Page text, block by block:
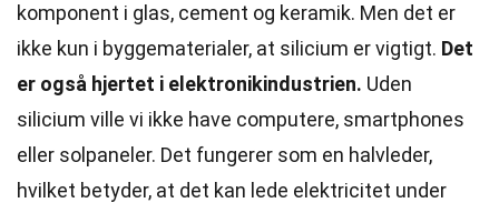
komponent i glas, cement og keramik. Men det er
ikke kun i byggematerialer, at silicium er vigtigt. Det
er også hjertet i elektronikindustrien. Uden
silicium ville vi ikke have computere, smartphones
eller solpaneler. Det fungerer som en halvleder,
hvilket betyder, at det kan lede elektricitet under